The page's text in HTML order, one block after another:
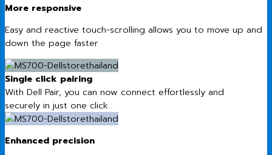
More responsive
Easy and reactive touch-scrolling allows you to move up and
down the page faster
Single click pairing
With Dell Pair, you can now connect effortlessly and
securely in just one click.
Enhanced precision